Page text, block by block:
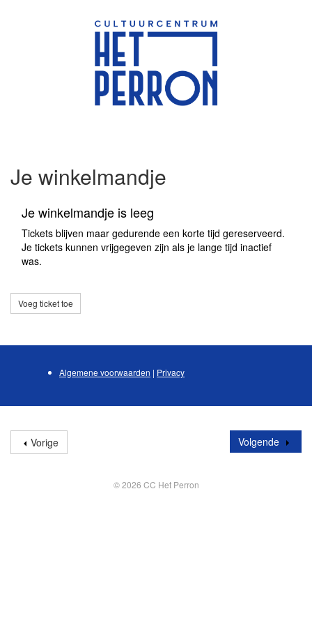
Je winkelmandje
Je winkelmandje is leeg
Tickets blijven maar gedurende een korte tijd gereserveerd.
Je tickets kunnen vrijgegeven zijn als je lange tijd inactief
was.
Voeg ticket toe
Algemene voorwaarden | Privacy
Vorige Volgende
© 2026 CC Het Perron